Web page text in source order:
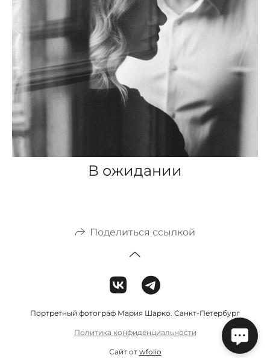
В ожидании
Поделиться ссылкой
Портретный фотограф Мария Шарко. Санкт-Петербург
Политика конфиденциальности
Сайт от wfolio